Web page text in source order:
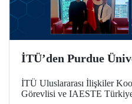
İTÜ’den Purdue
İTÜ Uluslararası İlişkiler
Görevlisi ve IAESTE